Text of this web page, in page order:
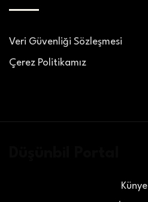
Veri Güvenliği Sözleşmesi
Çerez Politikamız
Künye